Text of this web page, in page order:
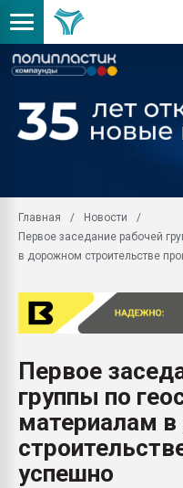
Главная
Новости
Первое заседание рабочей
в дорожном строительстве
Первое
группы по
материалам
успешно